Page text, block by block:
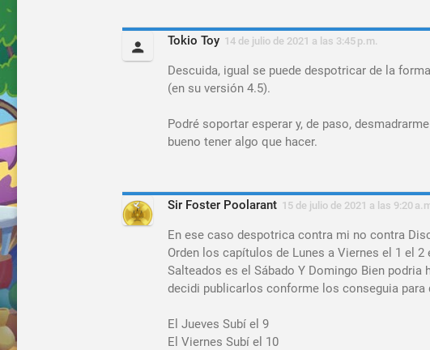
Tokio Toy 14 de julio de 2021 a las 3:45 p.m.
Descuida, igual se puede despotricar de la
(en su versión 4.5).
Podré soportar esperar y, de paso,
bueno tener algo que hacer.
Sir Foster Poolarant 15 de julio de 2021 a las 9:20
En ese caso despotrica contra mi no contra
Orden los capítulos de Lunes a Viernes el 1 el
Salteados es el Sábado Y Domingo Bien
decidi publicarlos conforme los conseguia
El Jueves Subí el 9
El Viernes Subí el 10